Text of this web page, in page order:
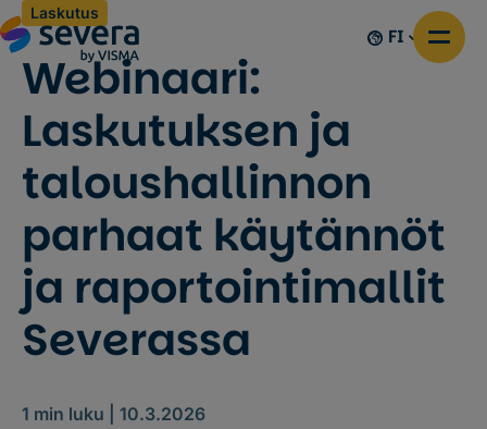
FI
Laskutus
Webinaari:
Laskutuksen ja
taloushallinnon
parhaat käytännöt
ja raportointimallit
Severassa
1 min luku | 10.3.2026